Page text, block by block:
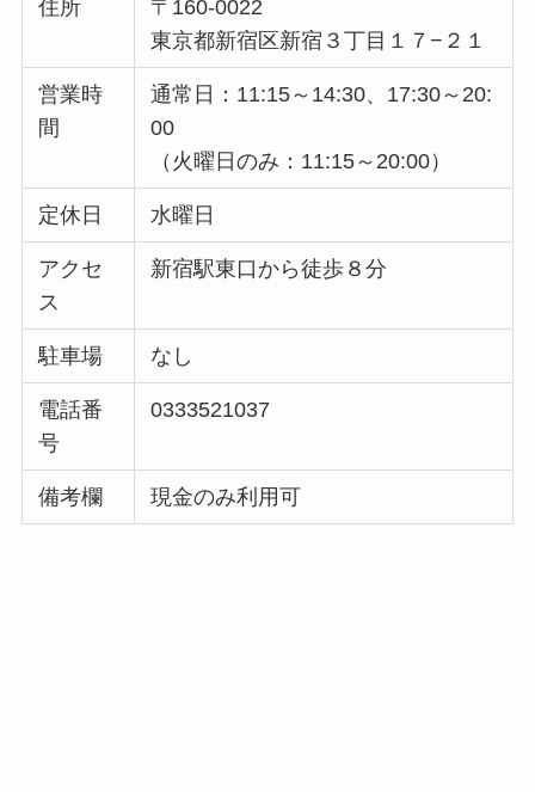
住所
〒160-0022
東京都新宿区新宿３丁目１７−２１
営業時
間
通常日：11:15～14:30、17:30～20:
00
（火曜日のみ：11:15～20:00）
定休日 水曜日
アクセ
ス
新宿駅東口から徒歩８分
駐車場 なし
電話番
号
0333521037
備考欄 現金のみ利用可